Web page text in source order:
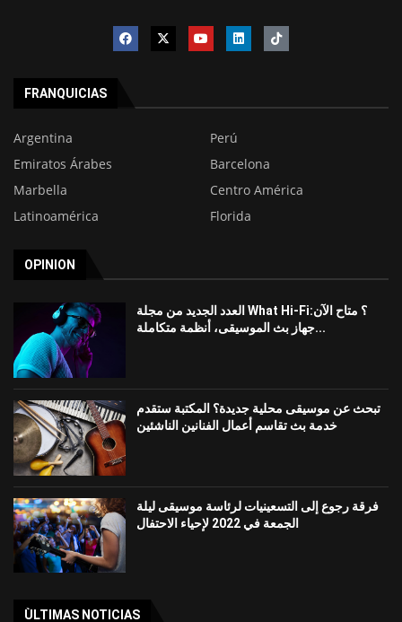
FRANQUICIAS
Argentina
Perú
Emiratos Árabes
Barcelona
Marbella
Centro América
Latinoamérica
Florida
OPINION
العدد الجديد من مجلة What Hi-Fi؟ متاح الآن:
جهاز بث الموسيقى، أنظمة متكاملة...
تبحث عن موسيقى محلية جديدة؟ المكتبة ستقدم
خدمة بث تقاسم أعمال الفنانين الناشئين
فرقة رجوع إلى التسعينيات لرئاسة موسيقى ليلة
الجمعة في 2022 لإحياء الاحتفال
ÙLTIMAS NOTICIAS